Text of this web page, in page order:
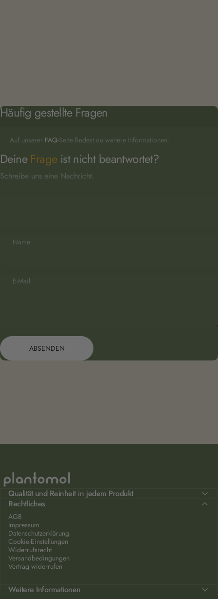
Häufig gestellte Fragen
Auf unserer FAQ-Seite findest du weitere Informationen.
Deine Frageist nicht beantwortet?
Schreibe uns eine Nachricht.
Name
E-Mail
Absenden
ABSENDEN
plantomol
Qualität und Reinheit in jedem Produkt
Rechtliches
AGB
Impressum
Datenschutzerklärung
Cookie-Einstellungen
Widerrufsrecht
Versandbedingungen
Vertrag widerrufen
Weitere Informationen